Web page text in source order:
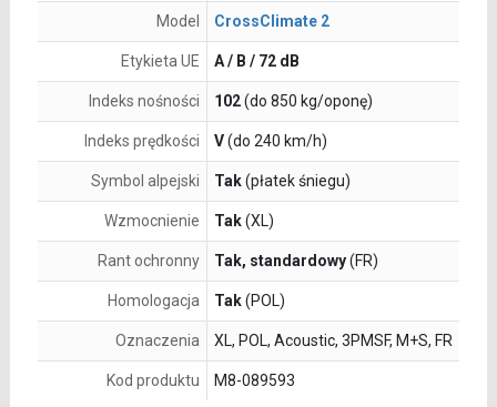
Model CrossClimate 2
Etykieta UE A / B / 72 dB
Indeks nośności 102(do 850 kg/oponę)
Indeks prędkości V(do 240 km/h)
Symbol alpejski Tak(płatek śniegu)
Wzmocnienie Tak(XL)
Rant ochronny Tak, standardowy(FR)
Homologacja Tak(POL)
Oznaczenia XL, POL, Acoustic, 3PMSF, M+S, FR
Kod produktu M8-089593